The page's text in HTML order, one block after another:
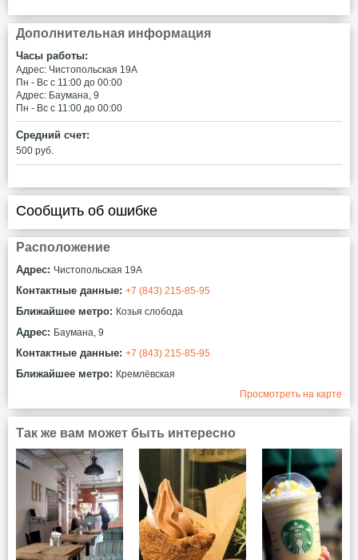
Дополнительная информация
Часы работы:
Адрес: Чистопольская 19А
Пн - Вс c 11:00 до 00:00
Адрес: Баумана, 9
Пн - Вс c 11:00 до 00:00
Средний счет:
500 руб.
Сообщить об ошибке
Расположение
Адрес: Чистопольская 19А
Контактные данные: +7 (843) 215-85-95
Ближайшее метро: Козья слобода
Адрес: Баумана, 9
Контактные данные: +7 (843) 215-85-95
Ближайшее метро: Кремлёвская
Просмотреть на карте
Так же вам может быть интересно